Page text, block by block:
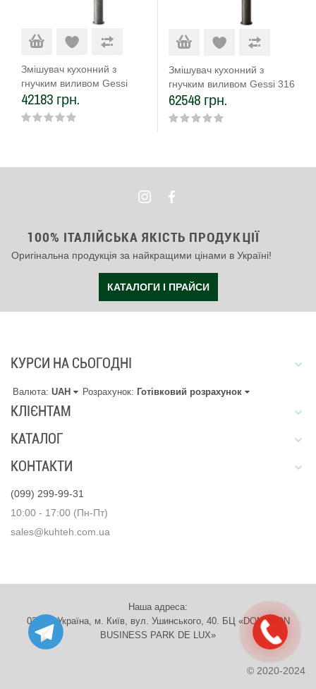
Змішувач кухонний з
гнучким виливом Gessi
316 Kitchen Cesello
нержавіюча сталь
полірована (60014#239)
42183 грн.
Змішувач кухонний з
гнучким виливом Gessi 316
Kitchen Cesello чорний
метал брашований PVD
(60014#707)
62548 грн.
100% ІТАЛІЙСЬКА ЯКІСТЬ ПРОДУКЦІЇ
Оригінальна продукція за найкращими цінами в Україні!
КАТАЛОГИ І ПРАЙСИ
КУРСИ НА СЬОГОДНІ
Валюта: UAH Розрахунок: Готівковий розрахунок
КЛІЄНТАМ
КАТАЛОГ
КОНТАКТИ
(099) 299-99-31
10:00 - 17:00 (Пн-Пт)
sales@kuhteh.com.ua
Наша адреса:
03151, Україна, м. Київ, вул. Ушинського, 40. БЦ «DOMINION
BUSINESS PARK DE LUX»
© 2020-2024